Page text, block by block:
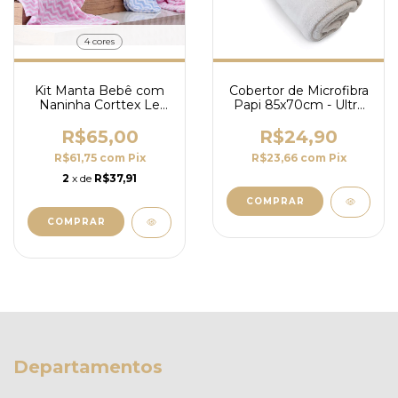
4 cores
Kit Manta Bebê com
Naninha Corttex Le
2 Peças
R$65,00
R$61,75 com Pix
2 x de R$37,91
COMPRAR
Cobertor de Microfibra
Papi 85x70cm - Ultra
R$24,90
R$23,66 com Pix
Departamentos